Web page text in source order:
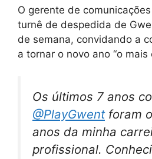
O gerente de
turnê de despedida de
de semana, convidando a
a tornar o novo ano “o mais
Os últimos 7 anos
@PlayGwentforam
anos da minha
profissional.